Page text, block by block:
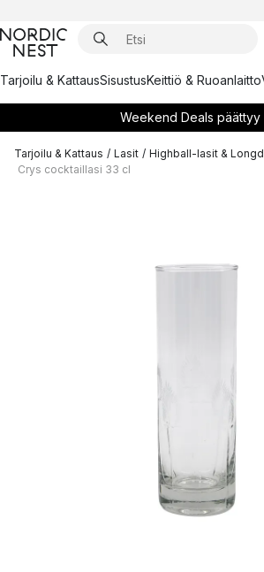
Tarjoilu & KattausSisustusKeittiö & Ruoanlaitto
Weekend Deals päättyy
Tarjoilu & Kattaus / Lasit / Highball-lasit &
Crys cocktaillasi 33 cl